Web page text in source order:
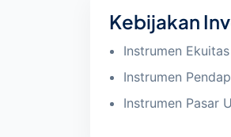
Kebijakan
Instrumen
Instrumen
Instrumen Pasar